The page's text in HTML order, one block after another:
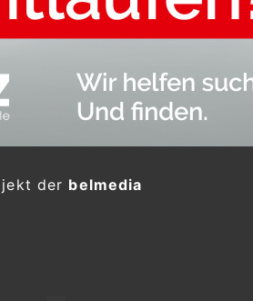
der belmedia